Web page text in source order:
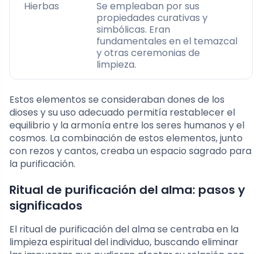
Hierbas
Se empleaban por sus
propiedades curativas y
simbólicas. Eran
fundamentales en el temazcal
y otras ceremonias de
limpieza.
Estos elementos se consideraban dones de los
dioses y su uso adecuado permitía restablecer el
equilibrio y la armonía entre los seres humanos y el
cosmos. La combinación de estos elementos, junto
con rezos y cantos, creaba un espacio sagrado para
la purificación.
Ritual de purificación del alma: pasos y
significados
El ritual de purificación del alma se centraba en la
limpieza espiritual del individuo, buscando eliminar